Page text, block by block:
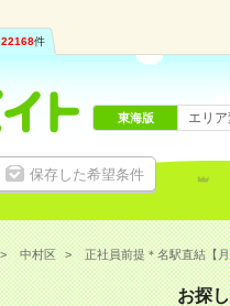
22168件
保存した希望条件
東海版 エリ
中村区 正社員前提＊名駅直結【
お探